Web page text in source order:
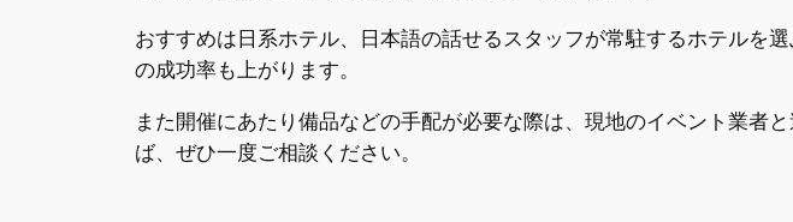
おすすめは日系ホテル、日本語の話せるスタッフが常駐するホテルを
の成功率も上がります。
また開催にあたり備品などの手配が必要な際は、現地のイベント業者
ば、ぜひ一度ご相談ください。